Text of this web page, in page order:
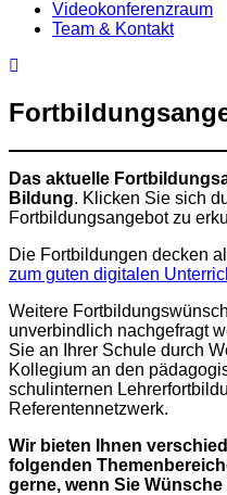
Videokonferenzraum
Team & Kontakt
Das aktuelle
Bildung. Klicken Sie sich
Fortbildungsangebot zu
Die Fortbildungen decken
zum guten digitalen
Weitere
unverbindlich nachgefragt
Sie an Ihrer Schule durch
Kollegium an den
schulinternen
Referentennetzwerk.
Wir bieten Ihnen
folgenden
gerne, wenn Sie